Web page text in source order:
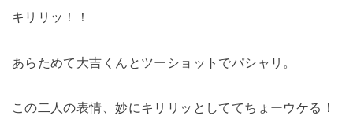
キリリッ！！
あらためて大吉くんとツーショットでパシャリ。
この二人の表情、妙にキリリッとしててちょーウケる！